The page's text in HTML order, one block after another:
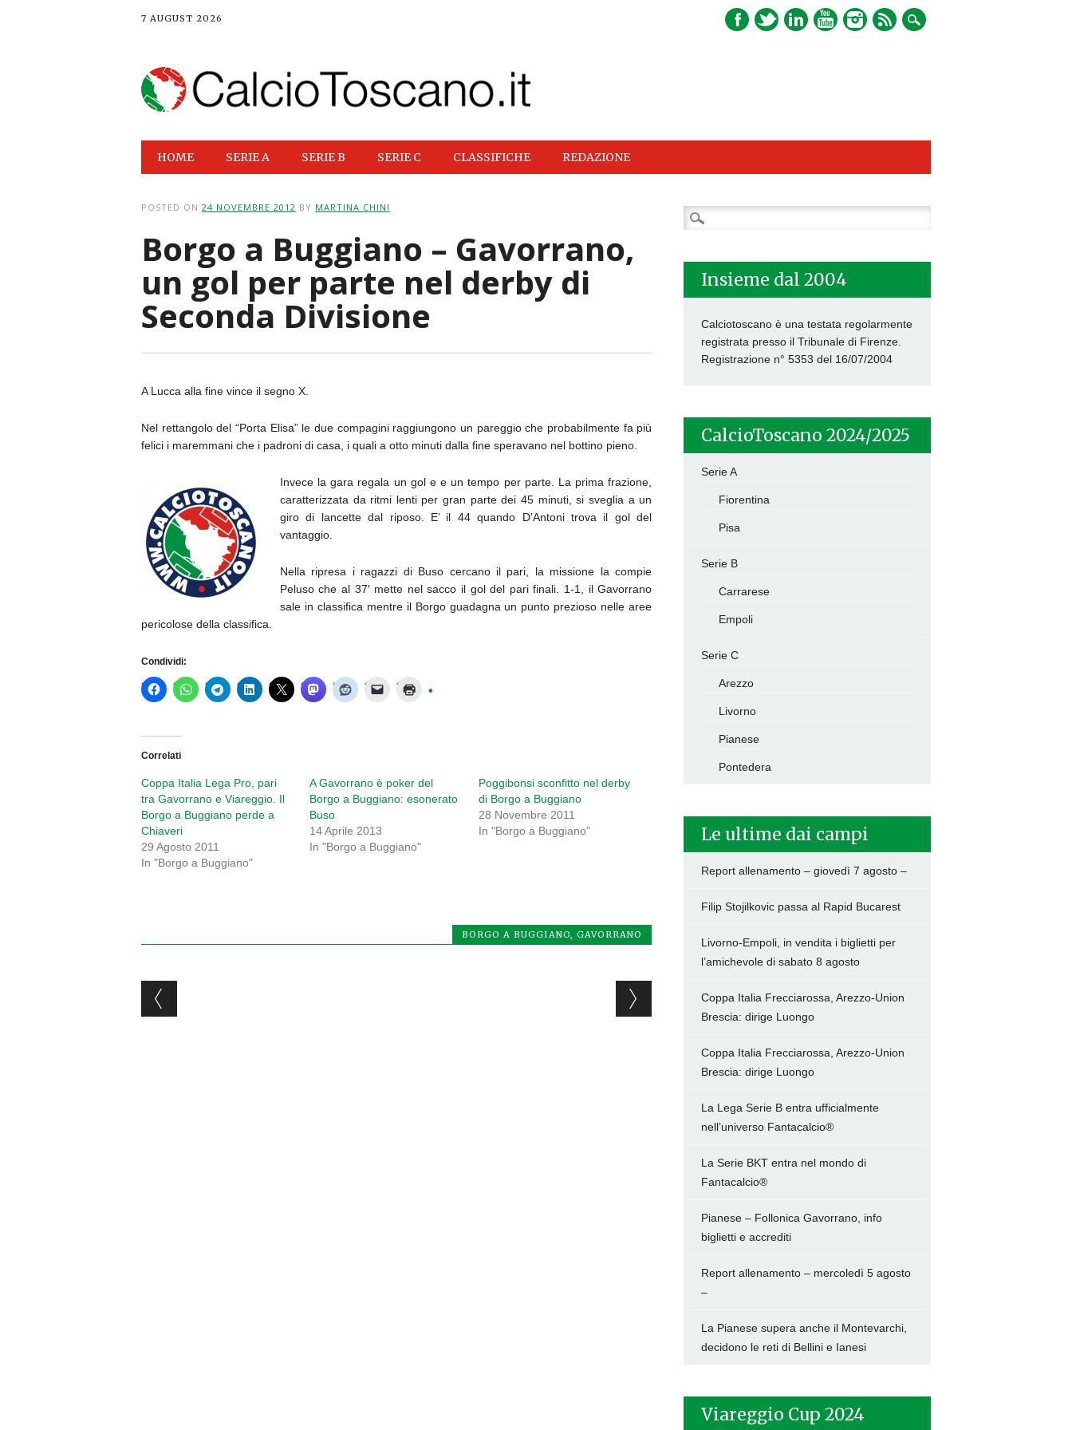
7 AUGUST 2026
Main menu
HOME SERIE A SERIE B SERIE C CLASSIFICHE REDAZIONE
POSTED ON 24 NOVEMBRE 2012 BY MARTINA CHINI
Borgo a Buggiano – Gavorrano,
un gol per parte nel derby di
Seconda Divisione
A Lucca alla fine vince il segno X.
Nel rettangolo del “Porta Elisa” le due compagini raggiungono un pareggio che probabilmente fa più
felici i maremmani che i padroni di casa, i quali a otto minuti dalla fine speravano nel bottino pieno.
Invece la gara regala un gol e e un tempo per parte. La prima frazione,
caratterizzata da ritmi lenti per gran parte dei 45 minuti, si sveglia a un
giro di lancette dal riposo. E’ il 44 quando D’Antoni trova il gol del
vantaggio.
Nella ripresa i ragazzi di Buso cercano il pari, la missione la compie
Peluso che al 37′ mette nel sacco il gol del pari finali. 1-1, il Gavorrano
sale in classifica mentre il Borgo guadagna un punto prezioso nelle aree
pericolose della classifica.
Condividi:
Correlati
Coppa Italia Lega Pro, pari
tra Gavorrano e Viareggio. Il
Borgo a Buggiano perde a
Chiaveri
29 Agosto 2011
In "Borgo a Buggiano"
A Gavorrano è poker del
Borgo a Buggiano: esonerato
Buso
14 Aprile 2013
In "Borgo a Buggiano"
Poggibonsi sconfitto nel derby
di Borgo a Buggiano
28 Novembre 2011
In "Borgo a Buggiano"
BORGO A BUGGIANO,GAVORRANO
Post navigation
Ricerca
per:
Insieme dal 2004
Calciotoscano è una testata regolarmente
registrata presso il Tribunale di Firenze.
Registrazione n° 5353 del 16/07/2004
CalcioToscano 2024/2025
Serie A
Fiorentina
Pisa
Serie B
Carrarese
Empoli
Serie C
Arezzo
Livorno
Pianese
Pontedera
Le ultime dai campi
Report allenamento – giovedì 7 agosto –
Filip Stojilkovic passa al Rapid Bucarest
Livorno-Empoli, in vendita i biglietti per
l’amichevole di sabato 8 agosto
Coppa Italia Frecciarossa, Arezzo-Union
Brescia: dirige Luongo
Coppa Italia Frecciarossa, Arezzo-Union
Brescia: dirige Luongo
La Lega Serie B entra ufficialmente
nell’universo Fantacalcio®
La Serie BKT entra nel mondo di
Fantacalcio®
Pianese – Follonica Gavorrano, info
biglietti e accrediti
Report allenamento – mercoledì 5 agosto
–
La Pianese supera anche il Montevarchi,
decidono le reti di Bellini e Ianesi
Viareggio Cup 2024